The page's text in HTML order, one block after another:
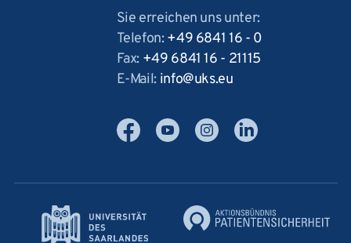
Sie erreichen uns unter:
Telefon:+49 6841 16 - 0
Fax: +49 6841 16 - 21115
E-Mail: info ukseu